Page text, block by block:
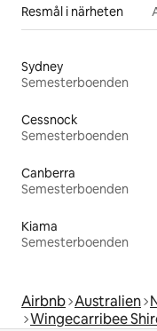
Resmål i närheten
Sydney
Semesterboenden
Cessnock
Semesterboenden
Canberra
Semesterboenden
Kiama
Semesterboenden
Airbnb Australien
Wingecarribee